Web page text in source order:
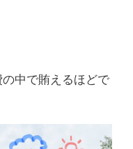
中で賄えるほどで